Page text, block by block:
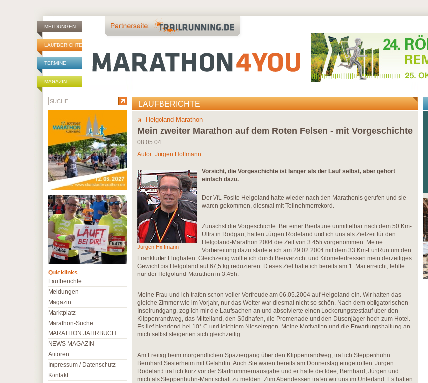
MELDUNGEN
LAUFBERICHTE
TERMINE
MAGAZIN
LAUFBERICHTE
Helgoland-Marathon
Mein zweiter Marathon auf dem Roten Felsen - mit Vorgeschichte
08.05.04
Autor: Jürgen Hoffmann
Jürgen Hoffmann
Vorsicht, die Vorgeschichte ist länger als der Lauf selbst, aber gehört
einfach dazu.
Der VfL Fosite Helgoland hatte wieder nach den Marathonis gerufen und sie
waren gekommen, diesmal mit Teilnehmerrekord.
Zunächst die Vorgeschichte: Bei einer Bierlaune unmittelbar nach dem 50 Km-
Ultra in Rodgau, hatten Jürgen Rodeland und ich uns als Zielzeit für den
Helgoland-Marathon 2004 die Zeit von 3:45h vorgenommen. Meine
Vorbereitung dazu startete ich am 29.02.2004 mit dem 33 Km-FunRun um den
Frankfurter Flughafen. Gleichzeitig wollte ich durch Bierverzicht und Kilometerfressen mein derzeitiges
Gewicht bis Helgoland auf 67,5 kg reduzieren. Dieses Ziel hatte ich bereits am 1. Mai erreicht, fehlte
nur der Helgoland-Marathon in 3:45h.
Meine Frau und ich trafen schon voller Vorfreude am 06.05.2004 auf Helgoland ein. Wir hatten das
gleiche Zimmer wie im Vorjahr, nur das Wetter war diesmal nicht so schön. Nach dem obligatorischen
Inselrundgang, zog ich mir die Laufsachen an und absolvierte einen Lockerungstestlauf über den
Klippenrandweg, das Mittelland, den Südhafen, die Promenade und den Düsenjäger hoch zum Hotel.
Es lief blendend bei 10° C und leichtem Nieselregen. Meine Motivation und die Erwartungshaltung an
mich selbst steigerten sich gleichzeitig.
Am Freitag beim morgendlichen Spaziergang über den Klippenrandweg, traf ich Steppenhuhn
Bernhard Sesterheim mit Gefährtin. Auch Sie waren bereits am Donnerstag eingetroffen. Jürgen
Rodeland traf ich kurz vor der Startnummernausgabe und er hatte die Idee, Bernhard, Jürgen und
mich als Steppenhuhn-Mannschaft zu melden. Zum Abendessen trafen wir uns im Unterland. Es hatten
Quicklinks
Laufberichte
Meldungen
Magazin
Marktplatz
Marathon-Suche
MARATHON JAHRBUCH
NEWS MAGAZIN
Autoren
Impressum / Datenschutz
Kontakt